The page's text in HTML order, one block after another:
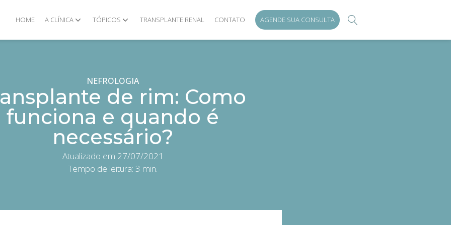
HOME A CLÍNICA TÓPICOS TRANSPLANTE RENAL CONTATO AGENDE SUA CONSULTA
NEFROLOGIA
de rim: Como
funciona e quando é
necessário?
Atualizado em 27/07/2021
Tempo de leitura: 3 min.